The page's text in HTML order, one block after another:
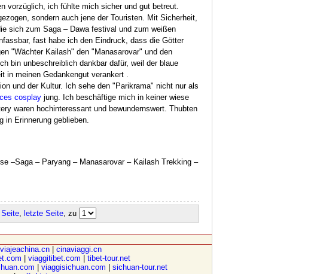
vorzüglich, ich fühlte mich sicher und gut betreut.
sondern auch jene der Touristen. Mit Sicherheit,
sich zum Saga – Dawa festival und zum weißen
fast habe ich den Eindruck, dass die Götter
"Wächter Kailash" den "Manasarovar" und den
bin unbeschreiblich dankbar dafür, weil der blaue
in meinen Gedankengut verankert .
und der Kultur. Ich sehe den "Parikrama" nicht nur als
cosplayjung. Ich beschäftige mich in keiner wiese
waren hochinteressant und bewundernswert. Thubten
in Erinnerung geblieben.
–Saga – Paryang – Manasarovar – Kailash Trekking –
, letzte Seite, zu
viajeachina.cn
cinaviaggi.cn
viaggitibet.com
tibet-tour.net
viaggisichuan.com
sichuan-tour.net